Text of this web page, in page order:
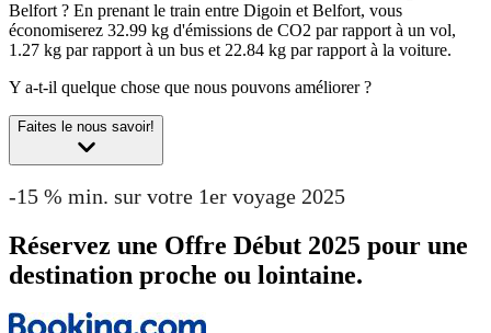
Belfort ? En prenant le train entre Digoin et Belfort, vous
économiserez 32.99 kg d'émissions de CO2 par rapport à un vol,
1.27 kg par rapport à un bus et 22.84 kg par rapport à la voiture.
Y a-t-il quelque chose que nous pouvons améliorer ?
Faites le nous savoir!
-15 % min. sur votre 1er voyage 2025
Réservez une Offre Début 2025 pour une
destination proche ou lointaine.